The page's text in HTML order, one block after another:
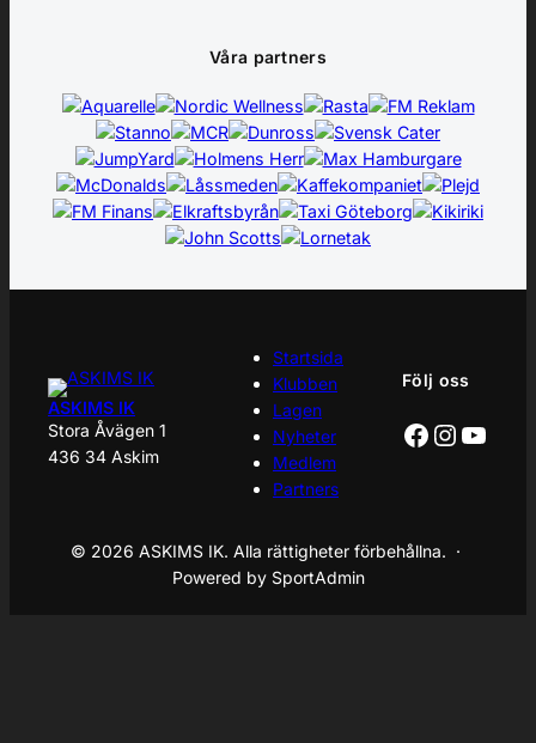
Våra partners
ASKIMS IK
Stora Åvägen 1
436 34 Askim
Startsida
Klubben
Lagen
Nyheter
Medlem
Partners
Följ oss
Facebook
© 2026 ASKIMS IK. Alla rättigheter förbehållna. ·
Powered by SportAdmin